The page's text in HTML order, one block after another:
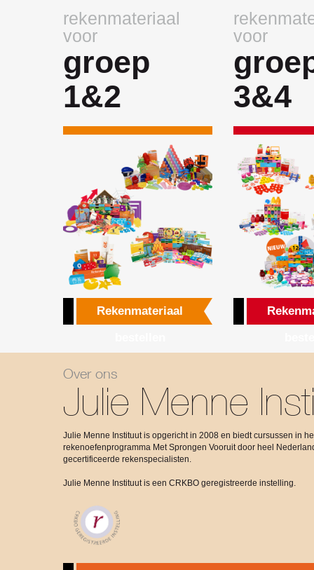
rekenmateriaal
voor
groep
1&2
Rekenmateriaal
voor
3&4
Over ons
Julie Menne
Julie Menne Instituut is opgericht in 2008 en biedt cursussen in
rekenoefenprogramma Met Sprongen Vooruit door heel
gecertificeerde rekenspecialisten.
Julie Menne Instituut is een CRKBO geregistreerde instelling.